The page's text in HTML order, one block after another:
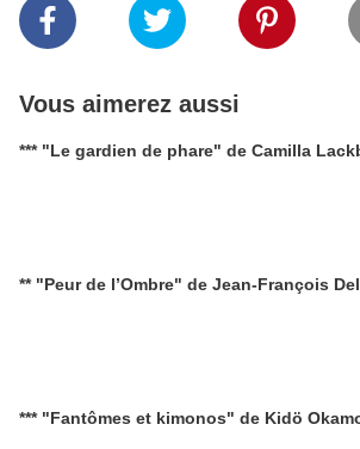
Vous aimerez aussi
*** "Le gardien de phare" de Camilla
** "Peur de l’Ombre" de Jean-François
*** "Fantômes et kimonos" de Kidö